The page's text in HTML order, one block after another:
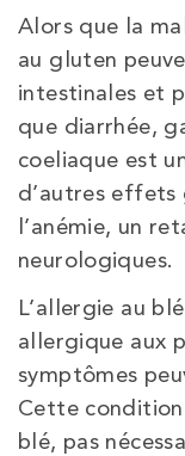
Alors que la
au gluten
intestinales et
que diarrhée,
coeliaque est
d’autres effets
l’anémie, un
neurologiques.
L’allergie au
allergique aux
symptômes
Cette
blé, pas